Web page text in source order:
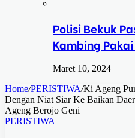
Polisi Bekuk
Kambing
Maret 10, 2024
Home/PERISTIWA/Ki Ageng
Dengan Niat Siar Ke Baikan
Ageng Berojo Geni
PERISTIWA